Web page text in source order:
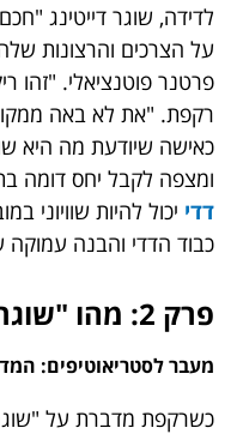
לדידה, שוגר דייטינג
על הצרכים והרצונות
פרטנר פוטנציאלי. "זהו
רקפת. "את לא באה
כאישה שיודעת מה היא
ומצפה לקבל יחס דומה
דדי יכול להיות שוויוני
כבוד הדדי והבנה
פרק 2: מהו "שוגר דייטינג חכם"?
מעבר לסטריאוטיפים:
כשרקפת מדברת על "שוגר